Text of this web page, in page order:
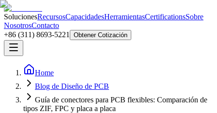
SolucionesRecursosCapacidadesHerramientasCertificationsSobre
NosotrosContacto
+86 (311) 8693-5221
Obtener Cotización
Home
Blog de Diseño de PCB
Guía de conectores para PCB flexibles: Comparación de
tipos ZIF, FPC y placa a placa